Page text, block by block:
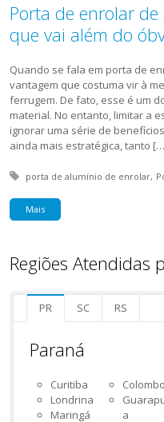
Porta de enrolar
que vai além do
Quando se fala em porta de
vantagem que costuma vir à
ferrugem. De fato, esse é um
material. No entanto, limitar a
ignorar uma série de
ainda mais estratégica, tanto
Tagged with:
porta de alumínio de enrolar
Mais
Regiões Atendidas
PR SC RS
Paraná
Curitiba
Londrina
Maringá
Colombo
a